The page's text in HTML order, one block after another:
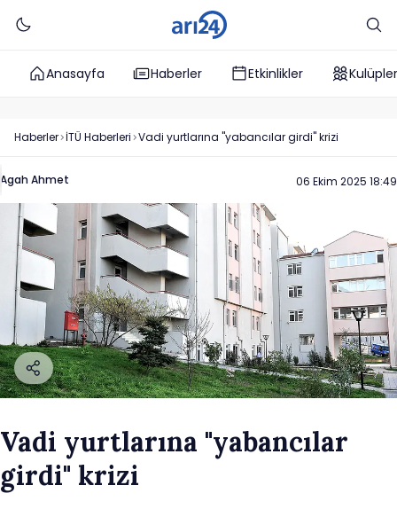
Anasayfa Haberler Etkinlikler Kulüpler
Haberler İTÜ Haberleri Vadi yurtlarına "yabancılar girdi" krizi
Agah Ahmet 06 Ekim 2025 18:49
Vadi yurtlarına "yabancılar
girdi" krizi